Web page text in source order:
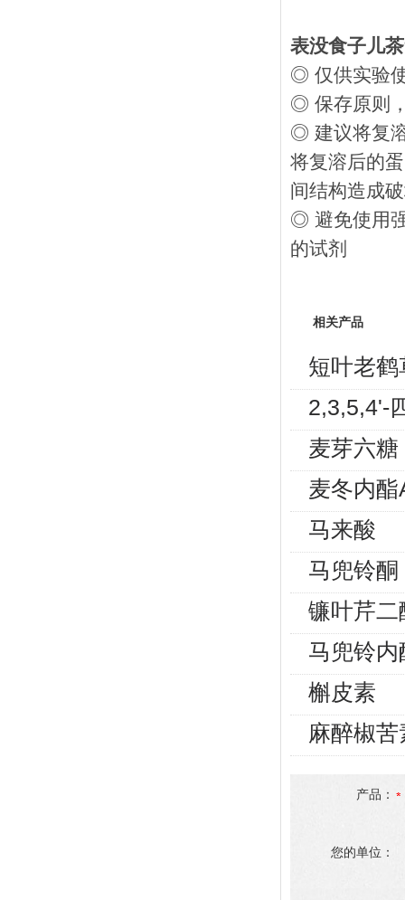
表没食子儿
◎ 仅供实验
◎ 保存原则
◎ 建议将复
将复溶后的
间结构造成
◎ 避免使用
的试剂
相关产品
短叶老
2,3,5,4'-
麦芽六糖
麦冬内酯
马来酸
马兜铃酮
镰叶芹二
马兜铃内
槲皮素
麻醉椒苦
产品：
您的单位：